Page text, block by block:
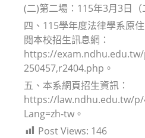
(二)第二場：115年3月3日（
四、115學年度法律學系原
閱本校招生訊息網：
https://exam.ndhu.edu.tw/
250457,r2404.php。
五、本系網頁招生資訊：
https://law.ndhu.edu.tw/p/
Lang=zh-tw。
Post Views: 146